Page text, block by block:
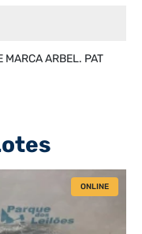
MARCA ARBEL. PAT
ONLINE